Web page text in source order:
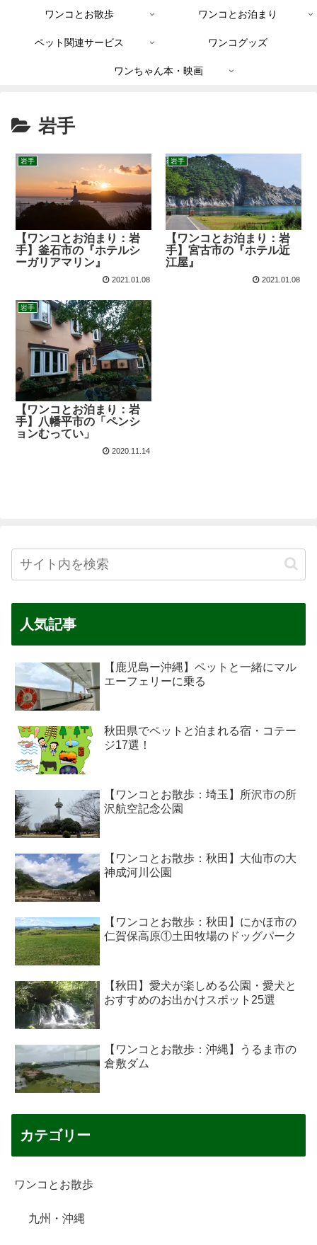
ワンコとお散歩 ワンコとお泊まり
ペット関連サービス ワンコグッズ
ワンちゃん本・映画
岩手
岩手
【ワンコとお泊まり：岩
手】釜石市の『ホテルシ
ーガリアマリン』
2021.01.08
岩手
【ワンコとお泊まり：岩
手】宮古市の『ホテル近
江屋』
2021.01.08
岩手
【ワンコとお泊まり：岩
手】八幡平市の「ペンシ
ョンむってい」
2020.11.14
人気記事
【鹿児島ー沖縄】ペットと一緒にマル
エーフェリーに乗る
秋田県でペットと泊まれる宿・コテー
ジ17選！
【ワンコとお散歩：埼玉】所沢市の所
沢航空記念公園
【ワンコとお散歩：秋田】大仙市の大
神成河川公園
【ワンコとお散歩：秋田】にかほ市の
仁賀保高原①土田牧場のドッグパーク
【秋田】愛犬が楽しめる公園・愛犬と
おすすめのお出かけスポット25選
【ワンコとお散歩：沖縄】うるま市の
倉敷ダム
カテゴリー
ワンコとお散歩
九州・沖縄